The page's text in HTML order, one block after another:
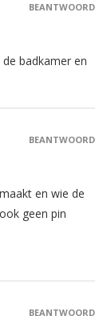
badkamer en
BEANTWOORD
en wie de
geen pin
BEANTWOORD
BEANTWOORD